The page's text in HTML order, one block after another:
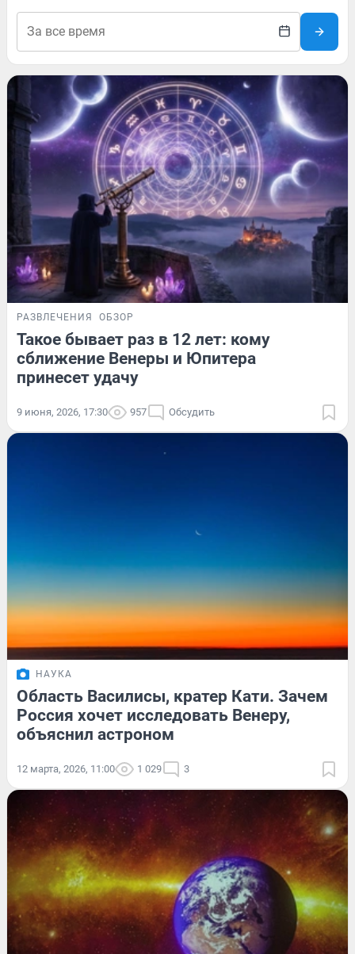
РАЗВЛЕЧЕНИЯ ОБЗОР
Такое бывает раз в 12 лет: кому
сближение Венеры и Юпитера
принесет удачу
9 июня, 2026, 17:30 957 Обсудить
НАУКА
Область Василисы, кратер Кати. Зачем
Россия хочет исследовать Венеру,
объяснил астроном
12 марта, 2026, 11:00 1 029 3